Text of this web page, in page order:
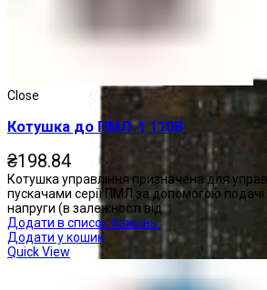
Close
Котушка до ПМЛ-1 110В
₴198.84
Котушка управління призначена для
пускачами серії ПМЛ за допомогою подачі
напруги (в залежності від
Додати в список бажань
Додати у кошик
Quick View